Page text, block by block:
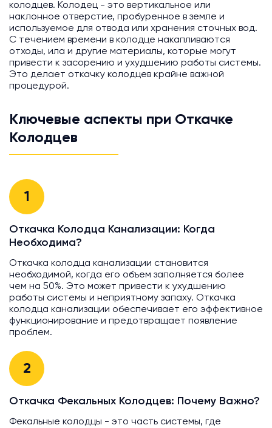
колодцев. Колодец - это вертикальное или
наклонное отверстие, пробуренное в земле и
используемое для отвода или хранения сточных вод.
С течением времени в колодце накапливаются
отходы, ила и другие материалы, которые могут
привести к засорению и ухудшению работы системы.
Это делает откачку колодцев крайне важной
процедурой.
Ключевые аспекты при Откачке
Колодцев
1
Откачка Колодца Канализации: Когда
Необходима?
Откачка колодца канализации становится
необходимой, когда его объем заполняется более
чем на 50%. Это может привести к ухудшению
работы системы и неприятному запаху. Откачка
колодца канализации обеспечивает его эффективное
функционирование и предотвращает появление
проблем.
2
Откачка Фекальных Колодцев: Почему Важно?
Фекальные колодцы - это часть системы, где